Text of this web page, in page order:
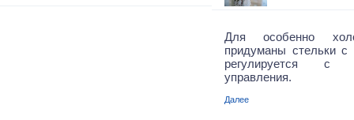
Для особенно
придуманы стельки с
регулируется с
управления.
Далее